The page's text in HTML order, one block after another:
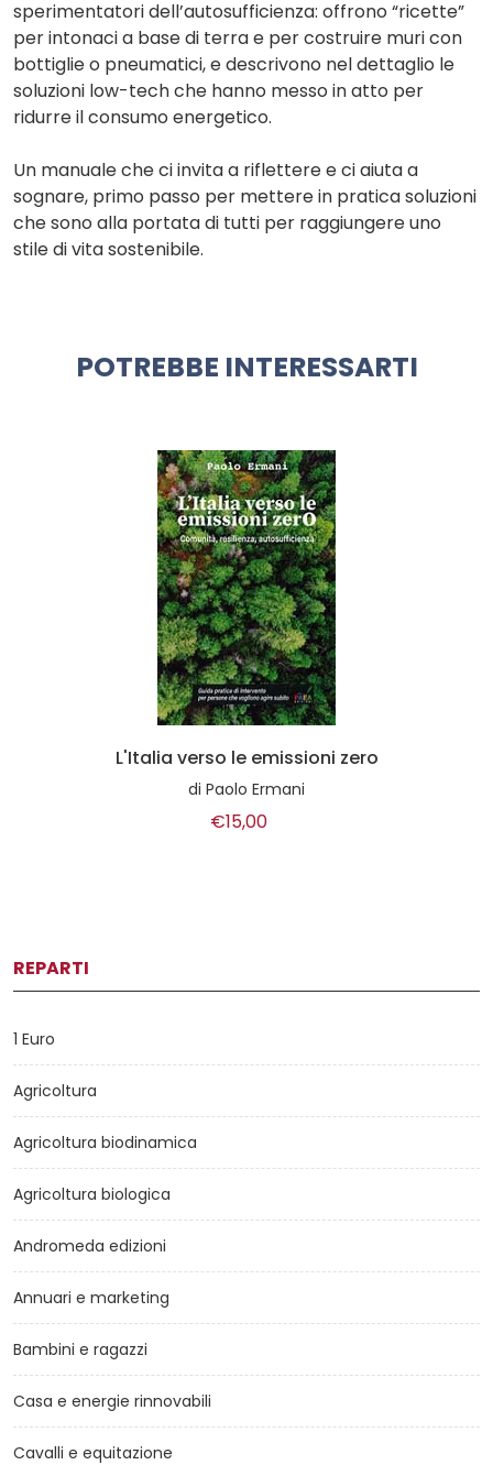
sperimentatori dell’autosufficienza: offrono “ricette”
per intonaci a base di terra e per costruire muri con
bottiglie o pneumatici, e descrivono nel dettaglio le
soluzioni low-tech che hanno messo in atto per
ridurre il consumo energetico.
Un manuale che ci invita a riflettere e ci aiuta a
sognare, primo passo per mettere in pratica soluzioni
che sono alla portata di tutti per raggiungere uno
stile di vita sostenibile.
POTREBBE INTERESSARTI
L'Italia verso le emissioni zero
di Paolo Ermani
€15,00
REPARTI
1 Euro
Agricoltura
Agricoltura biodinamica
Agricoltura biologica
Andromeda edizioni
Annuari e marketing
Bambini e ragazzi
Casa e energie rinnovabili
Cavalli e equitazione